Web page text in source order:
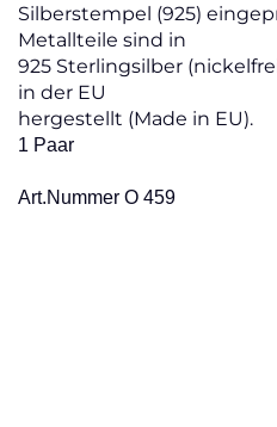
Silberstempel (925)
Metallteile sind in
925 Sterlingsilber
in der EU
hergestellt (Made in EU).
1 Paar
Art.Nummer O 459